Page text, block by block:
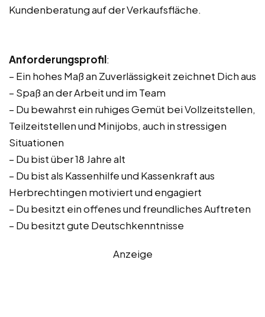
Kundenberatung auf der Verkaufsfläche.
Anforderungsprofil:
– Ein hohes Maß an Zuverlässigkeit zeichnet Dich aus
– Spaß an der Arbeit und im Team
– Du bewahrst ein ruhiges Gemüt bei Vollzeitstellen,
Teilzeitstellen und Minijobs, auch in stressigen
Situationen
– Du bist über 18 Jahre alt
– Du bist als Kassenhilfe und Kassenkraft aus
Herbrechtingen motiviert und engagiert
– Du besitzt ein offenes und freundliches Auftreten
– Du besitzt gute Deutschkenntnisse
Anzeige